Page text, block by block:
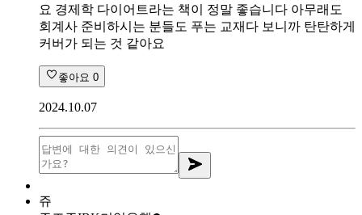
요 경제학 다이어트라는 책이 정말 좋습니다 아무래도
회계사 준비하시는 분들도 푸는 교재다 보니까 탄탄하게
커버가 되는 것 같아요
좋아요 0
2024.10.07
쥬